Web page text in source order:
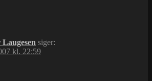
Laugesen siger:
kl. 22:59